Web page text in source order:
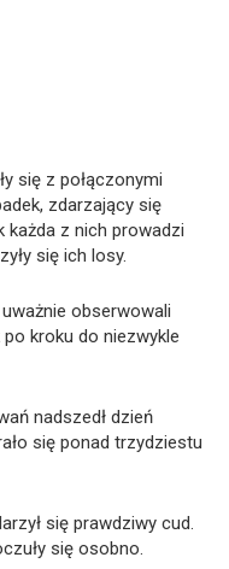
się z połączonymi
zdarzający się
każda z nich prowadzi
się ich losy.
obserwowali
kroku do niezwykle
nadszedł dzień
się ponad trzydziestu
się prawdziwy cud.
się osobno.